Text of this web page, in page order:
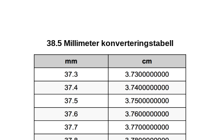
38.5 Millimeter konverteringstabell